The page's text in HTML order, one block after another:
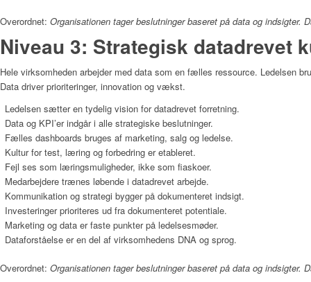
Overordnet: Organisationen tager beslutninger baseret på data og indsigter.
Niveau 3: Strategisk datadrevet
Hele virksomheden arbejder med data som en fælles ressource. Ledelsen
Data driver prioriteringer, innovation og vækst.
Ledelsen sætter en tydelig vision for datadrevet forretning.
Data og KPI’er indgår i alle strategiske beslutninger.
Fælles dashboards bruges af marketing, salg og ledelse.
Kultur for test, læring og forbedring er etableret.
Fejl ses som læringsmuligheder, ikke som fiaskoer.
Medarbejdere trænes løbende i datadrevet arbejde.
Kommunikation og strategi bygger på dokumenteret indsigt.
Investeringer prioriteres ud fra dokumenteret potentiale.
Marketing og data er faste punkter på ledelsesmøder.
Dataforståelse er en del af virksomhedens DNA og sprog.
Overordnet: Organisationen tager beslutninger baseret på data og indsigter.